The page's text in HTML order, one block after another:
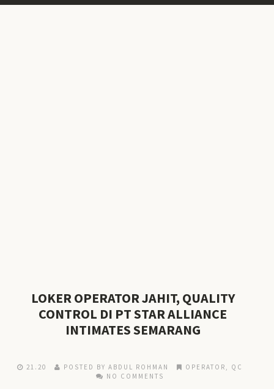
LOKER OPERATOR JAHIT, QUALITY
CONTROL DI PT STAR ALLIANCE
INTIMATES SEMARANG
21.20 POSTED BY ABDUL ROHMAN OPERATOR
QC
NO COMMENTS